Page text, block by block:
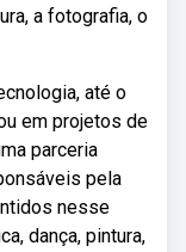
a fotografia, o
até o
em projetos de
parceria
pela
nesse
dança, pintura,